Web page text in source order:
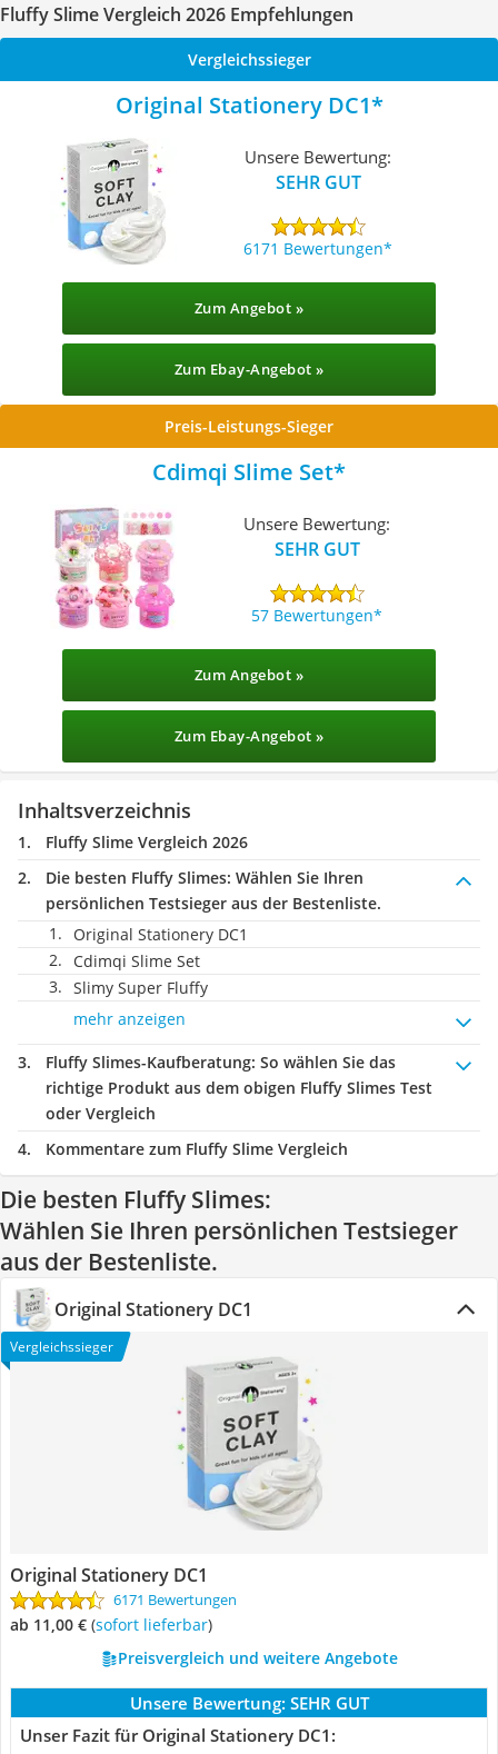
Fluffy Slime Vergleich 2026 Empfehlungen
Vergleichssieger
Original Stationery DC1
Unsere Bewertung:
SEHR GUT
6171 Bewertungen
Zum Angebot »
Zum Ebay-Angebot »
Preis-Leistungs-Sieger
Cdimqi Slime Set
Unsere Bewertung:
SEHR GUT
57 Bewertungen
Zum Angebot »
Zum Ebay-Angebot »
Inhaltsverzeichnis
Fluffy Slime Vergleich 2026
Die besten Fluffy Slimes: Wählen Sie Ihren
persönlichen Testsieger aus der Bestenliste.
Original Stationery DC1
Cdimqi Slime Set
Slimy Super Fluffy
mehr anzeigen
Fluffy Slimes-Kaufberatung: So wählen Sie das
richtige Produkt aus dem obigen Fluffy Slimes Test
oder Vergleich
Kommentare zum Fluffy Slime Vergleich
Die besten Fluffy Slimes:
Wählen Sie Ihren persönlichen Testsieger
aus der Bestenliste.
Original Stationery DC1
Vergleichssieger
Original Stationery DC1
6171 Bewertungen
ab 11,00 € ( Sofort lieferbar)
Preisvergleich und weitere Angebote
Unsere Bewertung: SEHR GUT
Unser Fazit für Original Stationery DC1: